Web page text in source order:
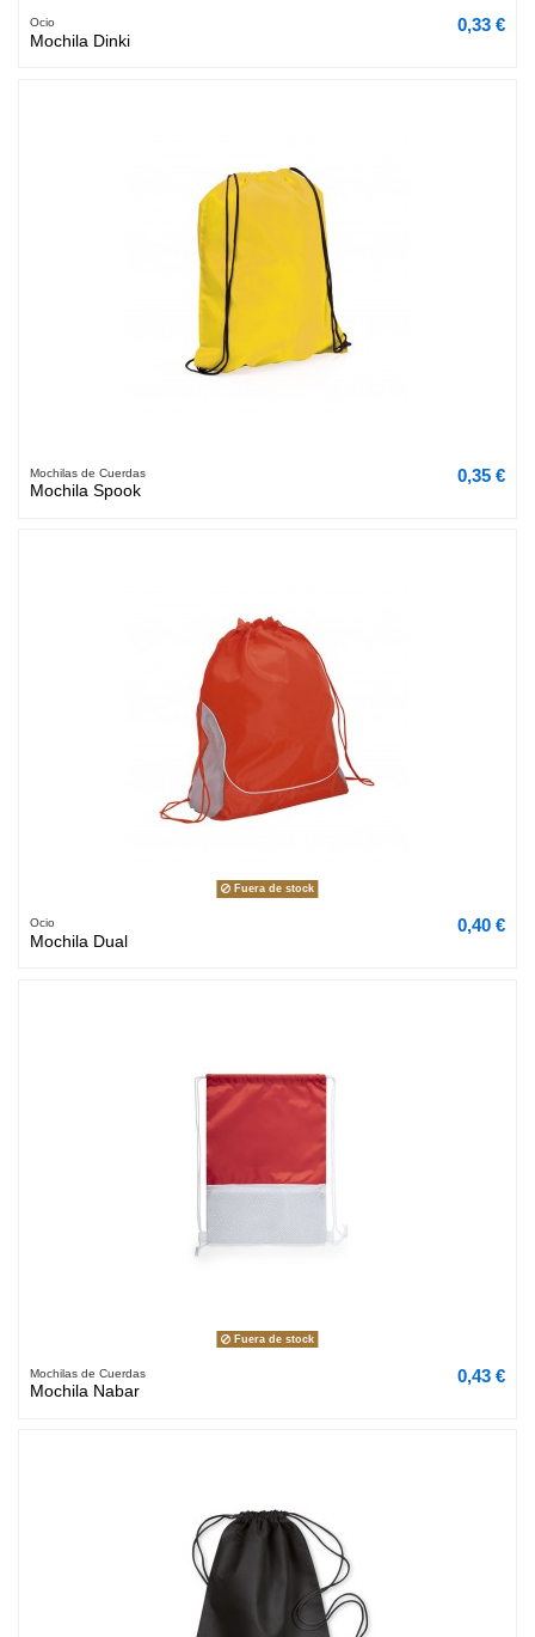
Ocio
Mochila Dinki
0,33 €
Mochilas de Cuerdas
Mochila Spook
0,35 €
Fuera de stock
Ocio
Mochila Dual
0,40 €
Fuera de stock
Mochilas de Cuerdas
Mochila Nabar
0,43 €